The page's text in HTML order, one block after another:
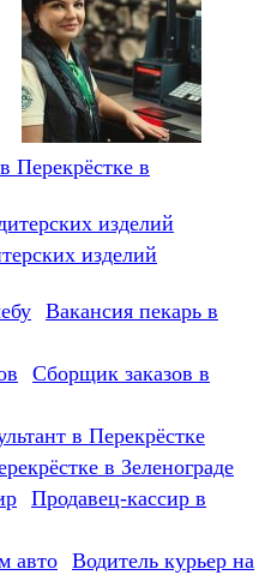
Перекрёстке в
изделий
Вакансия пекарь в
Сборщик заказов в
в Зеленограде
Продавец-кассир в
Водитель курьер на